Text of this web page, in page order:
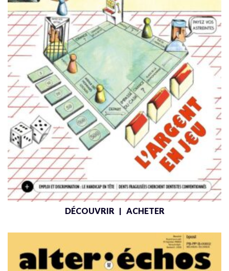
DÉCOUVRIR ACHETER